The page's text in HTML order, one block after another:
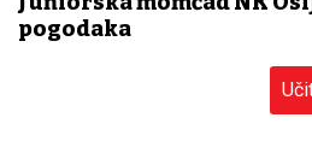
pogodaka